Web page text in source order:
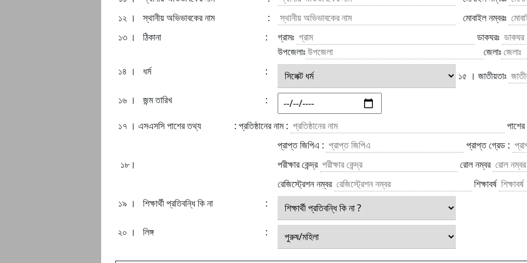
১২ ।
স্থানীয় অভিভাবকের নাম :
মোবাইল নম্বরঃ
১৩ ।
ঠিকানা : গ্রামঃ
ডাকঘরঃ
উপজেলাঃ
জেলাঃ
১৪ ।
ধর্ম :
১৫ । জাতীয়তাঃ
১৬ ।
জন্ম তারিখ
:
১৭ । এসএসসি পাশের তথ্য : প্রতিষ্ঠানের নাম :
প্রাপ্ত জিপিএ :
প্রাপ্ত গ্রেড :
১৮।
পরীক্ষার কেন্দ্র
রোল নম্বর
রেজিস্ট্রেশন নম্বর
শিক্ষাবর্ষ
১৯ ।
শিক্ষার্থী প্রতিবন্ধি কি না :
২০ । লিঙ্গ :